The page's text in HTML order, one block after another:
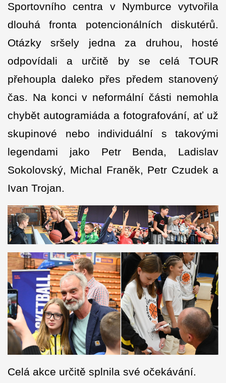
Sportovního centra v Nymburce vytvořila
dlouhá fronta potencionálních diskutérů.
Otázky sršely jedna za druhou, hosté
odpovídali a určitě by se celá TOUR
přehoupla daleko přes předem stanovený
čas. Na konci v neformální části nemohla
chybět autogramiáda a fotografování, ať už
skupinové nebo individuální s takovými
legendami jako Petr Benda, Ladislav
Sokolovský, Michal Franěk, Petr Czudek a
Ivan Trojan.
Celá akce určitě splnila své očekávání.